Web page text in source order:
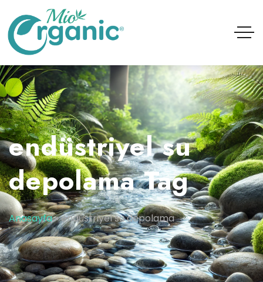
endüstriyel su
depolama Tag
Anasayfa»endüstriyel su depolama